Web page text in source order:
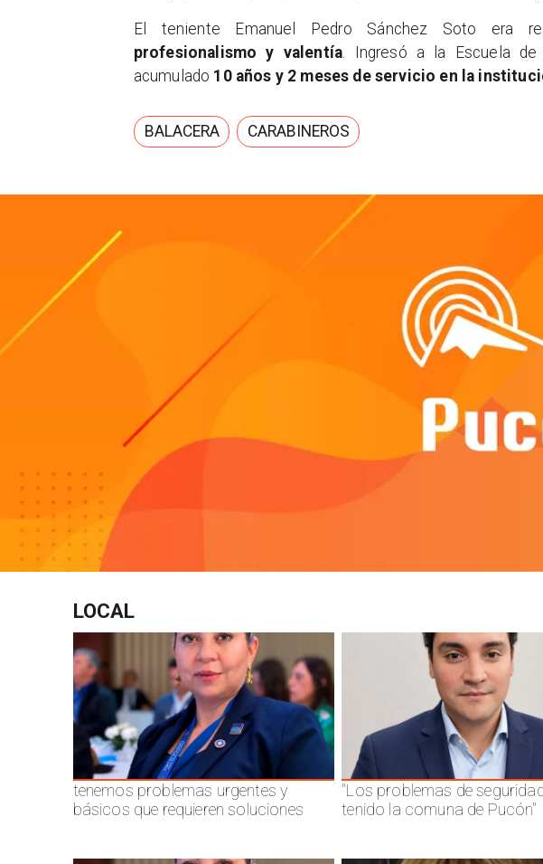
El teniente Emanuel Pedro Sánchez Soto era
profesionalismo y valentía. Ingresó a la Escuela de
acumulado 10 años y 2 meses de servicio en la
BALACERA CARABINEROS
LOCAL
tenemos problemas urgentes y
básicos que requieren soluciones
"Los problemas de
tenido la comuna de Pucón"